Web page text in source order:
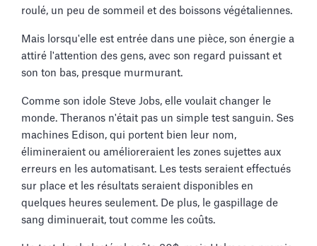
roulé, un peu de sommeil et des boissons végétaliennes.
Mais lorsqu'elle est entrée dans une pièce, son énergie a
attiré l'attention des gens, avec son regard puissant et
son ton bas, presque murmurant.
Comme son idole Steve Jobs, elle voulait changer le
monde. Theranos n'était pas un simple test sanguin. Ses
machines Edison, qui portent bien leur nom,
élimineraient ou amélioreraient les zones sujettes aux
erreurs en les automatisant. Les tests seraient effectués
sur place et les résultats seraient disponibles en
quelques heures seulement. De plus, le gaspillage de
sang diminuerait, tout comme les coûts.